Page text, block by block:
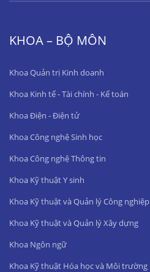
KHOA – BỘ MÔN
Khoa Quản trị Kinh doanh
Khoa Kinh tế - Tài chính - Kế toán
Khoa Điện - Điện tử
Khoa Công nghệ Sinh học
Khoa Công nghệ Thông tin
Khoa Kỹ thuật Y sinh
Khoa Kỹ thuật và Quản lý Công nghiệp
Khoa Kỹ thuật và Quản lý Xây dựng
Khoa Ngôn ngữ
Khoa Kỹ thuật Hóa học và Môi trường